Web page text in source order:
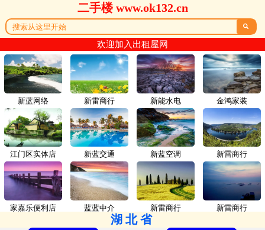
二手楼 www.ok132.cn

欢迎加入出租屋网
新蓝网络 新雷商行
江门区实体店 新蓝交通
家嘉乐便利店 蓝蓝中介
新能水电 金鸿家装
新蓝空调 新雷商行
新雷商行 新雷商行
湖北省